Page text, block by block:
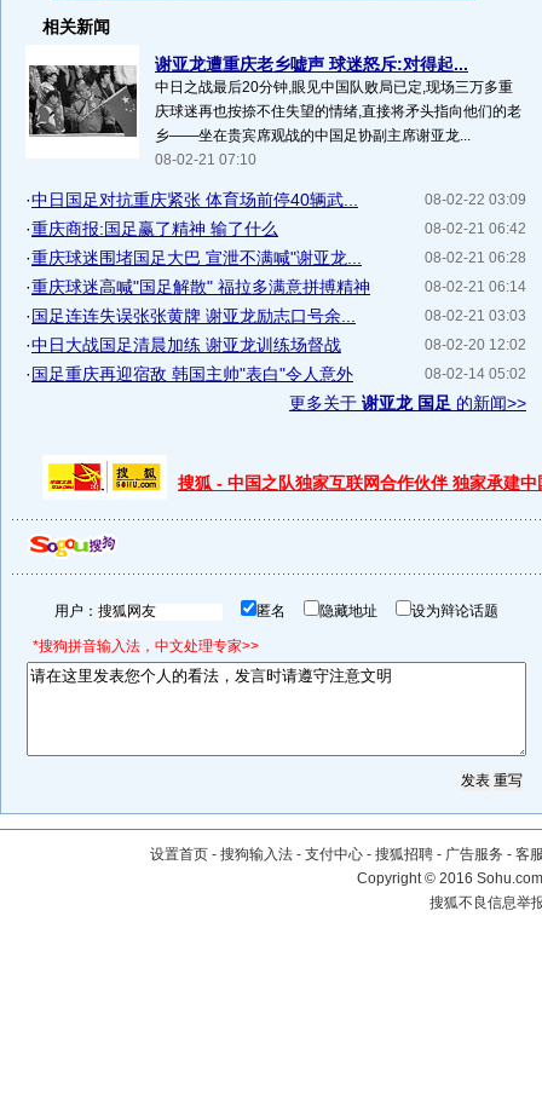
相关新闻
谢亚龙遭重庆老乡嘘声 球迷怒斥:对得起...
中日之战最后20分钟,眼见中国队败局已定,现场三万多重
庆球迷再也按捺不住失望的情绪,直接将矛头指向他们的老
乡——坐在贵宾席观战的中国足协副主席谢亚龙...
08-02-21 07:10
08-02-22 03:09
·中日国足对抗重庆紧张 体育场前停40辆武...
08-02-21 06:42
·重庆商报:国足赢了精神 输了什么
08-02-21 06:28
·重庆球迷围堵国足大巴 宣泄不满喊"谢亚龙...
08-02-21 06:14
·重庆球迷高喊"国足解散" 福拉多满意拼搏精神
08-02-21 03:03
·国足连连失误张张黄牌 谢亚龙励志口号余...
08-02-20 12:02
·中日大战国足清晨加练 谢亚龙训练场督战
08-02-14 05:02
·国足重庆再迎宿敌 韩国主帅"表白"令人意外
更多关于 谢亚龙 国足 的新闻>>
搜狐 - 中国之队独家互联网合作伙伴 独家承建中
用户： 匿名 隐藏地址 设为辩论话题
*搜狗拼音输入法，中文处理专家>>
设置首页 - 搜狗输入法 - 支付中心 - 搜狐招聘 - 广告服务 - 客
Copyright©2016
搜狐不良信息举